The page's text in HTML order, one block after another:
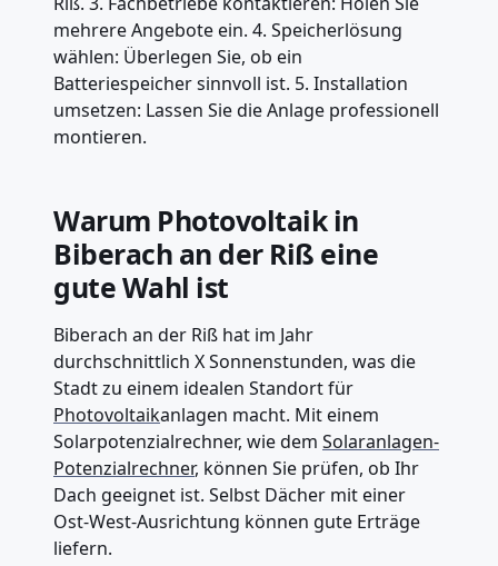
mehrere Angebote ein. 4. Speicherlösung
wählen: Überlegen Sie, ob ein
Batteriespeicher sinnvoll ist. 5. Installation
umsetzen: Lassen Sie die Anlage professionell
montieren.
Warum Photovoltaik in
Biberach an der Riß eine
gute Wahl ist
Biberach an der Riß hat im Jahr
durchschnittlich X Sonnenstunden, was die
Stadt zu einem idealen Standort für
Photovoltaikanlagen macht. Mit einem
Solarpotenzialrechner, wie dem Solaranlagen-
Potenzialrechner, können Sie prüfen, ob Ihr
Dach geeignet ist. Selbst Dächer mit einer
Ost-West-Ausrichtung können gute Erträge
liefern.